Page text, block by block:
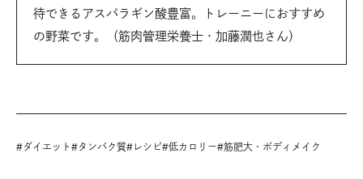
待できるアスパラギン酸豊富。トレーニーにおすすめ
の野菜です。（筋肉管理栄養士・加藤潤也さん）
#ダイエット #タンパク質# レシピ#低カロリー#筋肥大・ボディメイク